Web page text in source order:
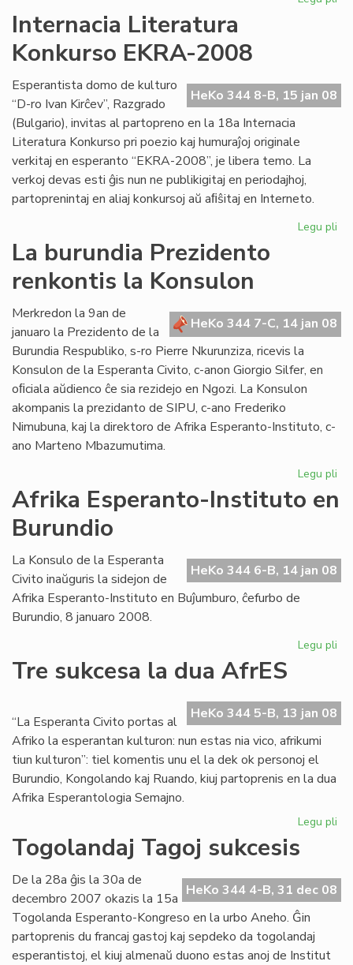
Internacia Literatura
Konkurso EKRA-2008
HeKo 344 8-B, 15 jan 08
Esperantista domo de kulturo
“D-ro Ivan Kirĉev”, Razgrado
(Bulgario), invitas al partopreno en la 18a Internacia
Literatura Konkurso pri poezio kaj humuraĵoj originale
verkitaj en esperanto “EKRA-2008”, je libera temo. La
verkoj devas esti ĝis nun ne publikigitaj en periodajhoj,
partoprenintaj en aliaj konkursoj aŭ aﬁŝitaj en Interneto.
Legu pli
La burundia Prezidento
renkontis la Konsulon
HeKo 344 7-C, 14 jan 08
Merkredon la 9an de
januaro la Prezidento de la
Burundia Respubliko, s-ro Pierre Nkurunziza, ricevis la
Konsulon de la Esperanta Civito, c-anon Giorgio Silfer, en
oﬁciala aŭdienco ĉe sia rezidejo en Ngozi. La Konsulon
akompanis la prezidanto de SIPU, c-ano Frederiko
Nimubuna, kaj la direktoro de Afrika Esperanto-Instituto, c-
ano Marteno Mbazumutima.
Legu pli
la
Afrika Esperanto-Instituto en
Burundio
HeKo 344 6-B, 14 jan 08
La Konsulo de la Esperanta
Civito inaŭguris la sidejon de
Afrika Esperanto-Instituto en Buĵumburo, ĉefurbo de
Burundio, 8 januaro 2008.
Legu pli
Tre sukcesa la dua AfrES
HeKo 344 5-B, 13 jan 08
“La Esperanta Civito portas al
Afriko la esperantan kulturon: nun estas nia vico, afrikumi
tiun kulturon”: tiel komentis unu el la dek ok personoj el
Burundio, Kongolando kaj Ruando, kiuj partoprenis en la dua
Afrika Esperantologia Semajno.
Legu pli
Togolandaj Tagoj sukcesis
HeKo 344 4-B, 31 dec 08
De la 28a ĝis la 30a de
decembro 2007 okazis la 15a
Togolanda Esperanto-Kongreso en la urbo Aneho. Ĝin
partoprenis du francaj gastoj kaj sepdeko da togolandaj
esperantistoj, el kiuj almenaŭ duono estas anoj de Institut